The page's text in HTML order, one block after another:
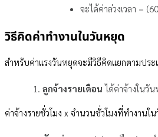
จะได้ค่าล่วงเวลา =
วิธีคิดค่าทำงานในวันหยุด
สำหรับค่าแรงวันหยุดจะมีวิธีคิดแยกตามประ
ลูกจ้างรายเดือน ได้ค่าจ้างในวั
ค่าจ้างรายชั่วโมง x จำนวนชั่วโมงที่ทำงานใ